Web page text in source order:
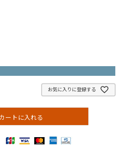
お気に入りに登録する
カートに入れる